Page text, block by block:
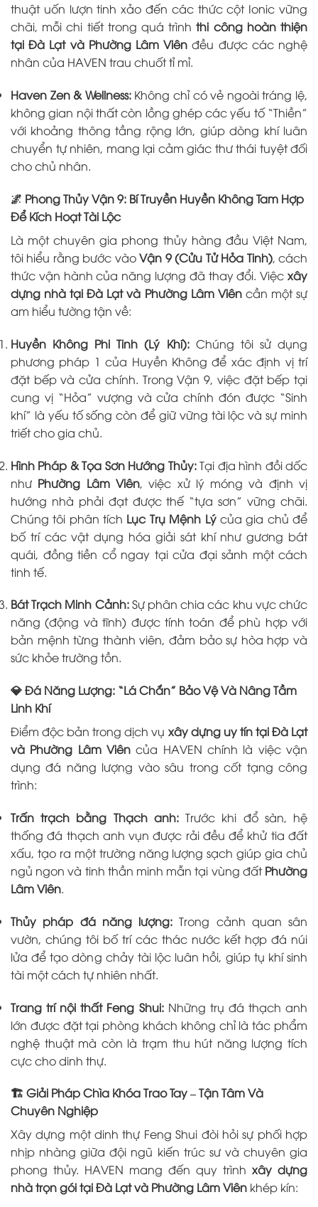
thuật uốn lượn tinh xảo đến các thức cột Ionic vững
chãi, mỗi chi tiết trong quá trìnhthi công hoàn thiện
tại Đà Lạt và Phường Lâm Viên đều được các nghệ
nhân của HAVEN trau chuốt tỉ mỉ.
Haven Zen & Wellness:Không chỉ có vẻ ngoài tráng lệ,
không gian nội thất còn lồng ghép các yếu tố “Thiền”
với khoảng thông tầng rộng lớn, giúp dòng khí luân
chuyển tự nhiên, mang lại cảm giác thư thái tuyệt đối
cho chủ nhân.
🌌 Phong Thủy Vận 9: Bí Truyền Huyền Không Tam Hợp
Để Kích Hoạt Tài Lộc
Là một chuyên gia phong thủy hàng đầu Việt Nam,
tôi hiểu rằng bước vàoVận 9 (Cửu Tử Hỏa Tinh), cách
thức vận hành của năng lượng đã thay đổi. Việc xây
dựng nhà tại Đà Lạt và Phường Lâm Viêncần một sự
am hiểu tường tận về:
Huyền Không Phi Tinh (Lý Khí):Chúng tôi sử dụng
phương pháp 1 của Huyền Không để xác định vị trí
đặt bếp và cửa chính. Trong Vận 9, việc đặt bếp tại
cung vị “Hỏa” vượng và cửa chính đón được “Sinh
khí” là yếu tố sống còn để giữ vững tài lộc và sự minh
triết cho gia chủ.
Hình Pháp & Tọa Sơn Hướng Thủy:Tại địa hình đồi dốc
như Phường Lâm Viên, việc xử lý móng và định vị
hướng nhà phải đạt được thế “tựa sơn” vững chãi.
Chúng tôi phân tích Lục Trụ Mệnh Lýcủa gia chủ để
bố trí các vật dụng hóa giải sát khí như gương bát
quái, đồng tiền cổ ngay tại cửa đại sảnh một cách
tinh tế.
Bát Trạch Minh Cảnh:Sự phân chia các khu vực chức
năng (động và tĩnh) được tính toán để phù hợp với
bản mệnh từng thành viên, đảm bảo sự hòa hợp và
sức khỏe trường tồn.
💎 Đá Năng Lượng: “Lá Chắn” Bảo Vệ Và Nâng Tầm
Linh Khí
Điểm độc bản trong dịch vụ xây dựng uy tín tại Đà Lạt
và Phường Lâm Viên của HAVEN chính là việc vận
dụng đá năng lượng vào sâu trong cốt tạng công
trình:
Trấn trạch bằng Thạch anh:Trước khi đổ sàn, hệ
thống đá thạch anh vụn được rải đều để khử tia đất
xấu, tạo ra một trường năng lượng sạch giúp gia chủ
ngủ ngon và tinh thần minh mẫn tại vùng đấtPhường
Lâm Viên.
Thủy pháp đá năng lượng: Trong cảnh quan sân
vườn, chúng tôi bố trí các thác nước kết hợp đá núi
lửa để tạo dòng chảy tài lộc luân hồi, giúp tụ khí sinh
tài một cách tự nhiên nhất.
Trang trí nội thất Feng Shui:Những trụ đá thạch anh
lớn được đặt tại phòng khách không chỉ là tác phẩm
nghệ thuật mà còn là trạm thu hút năng lượng tích
cực cho dinh thự.
🏗️ Giải Pháp Chìa Khóa Trao Tay – Tận Tâm Và
Chuyên Nghiệp
Xây dựng một dinh thự Feng Shui đòi hỏi sự phối hợp
nhịp nhàng giữa đội ngũ kiến trúc sư và chuyên gia
phong thủy. HAVEN mang đến quy trình xây dựng
nhà trọn gói tại Đà Lạt và Phường Lâm Viên khép kín: